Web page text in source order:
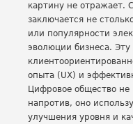
картину не отражает.
заключается не
или популярности
эволюции бизнеса.
опыта (UX) и
Цифровое общество
напротив, оно
улучшения уровня и